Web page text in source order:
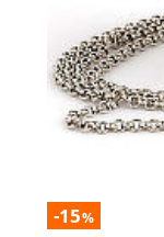
-15%